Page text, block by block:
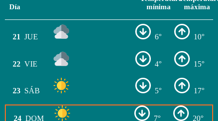
Día
mínima
máxima
21 JUE 6° 10°
22 VIE 4° 15°
23 SÁB 5° 17°
24 DOM 7° 20°